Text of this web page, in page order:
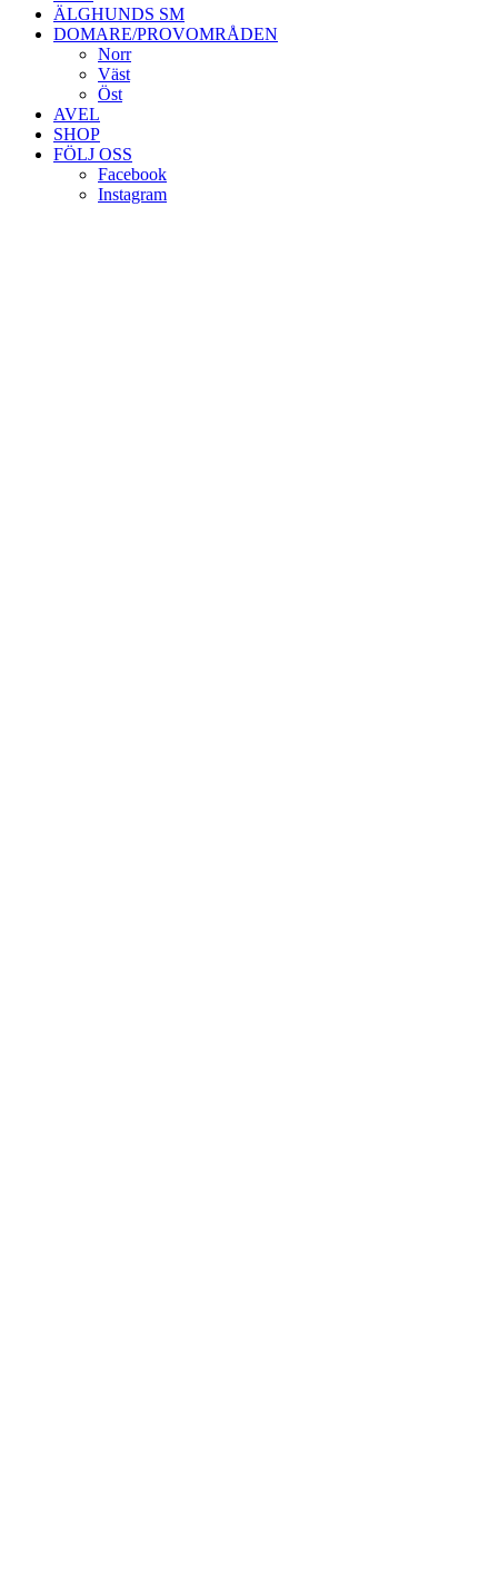
ÄLGHUNDS SM
DOMARE/PROVOMRÅDEN
Norr
Väst
Öst
AVEL
SHOP
FÖLJ OSS
Facebook
Instagram